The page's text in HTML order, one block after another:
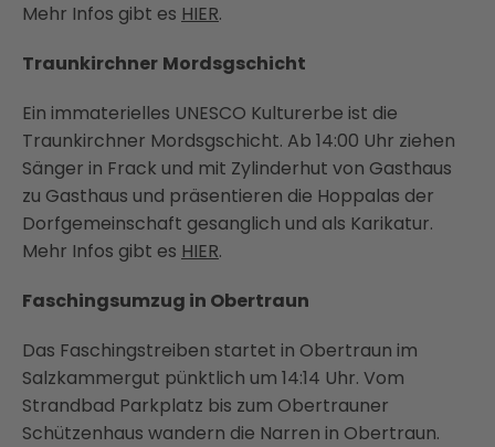
Mehr Infos gibt es HIER.
Traunkirchner Mordsgschicht
Ein immaterielles UNESCO Kulturerbe ist die
Traunkirchner Mordsgschicht. Ab 14:00 Uhr ziehen
Sänger in Frack und mit Zylinderhut von Gasthaus
zu Gasthaus und präsentieren die Hoppalas der
Dorfgemeinschaft gesanglich und als Karikatur.
Mehr Infos gibt es HIER.
Faschingsumzug in Obertraun
Das Faschingstreiben startet in Obertraun im
Salzkammergut pünktlich um 14:14 Uhr. Vom
Strandbad Parkplatz bis zum Obertrauner
Schützenhaus wandern die Narren in Obertraun.